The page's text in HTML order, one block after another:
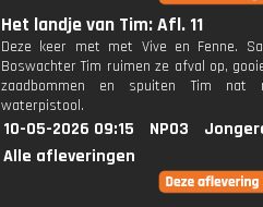
Het landje van Tim: Afl. 11
Deze keer met met Vive en Fenne.
Boswachter Tim ruimen ze afval op,
zaadbommen en spuiten Tim nat
waterpistool.
10-05-2026 09:15 NPO3
Alle afleveringen